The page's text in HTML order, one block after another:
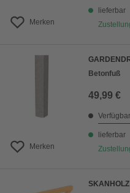
Merken
lieferbar
Merken
Betonfuß
49,99 €
lieferbar
SKANHOLZ